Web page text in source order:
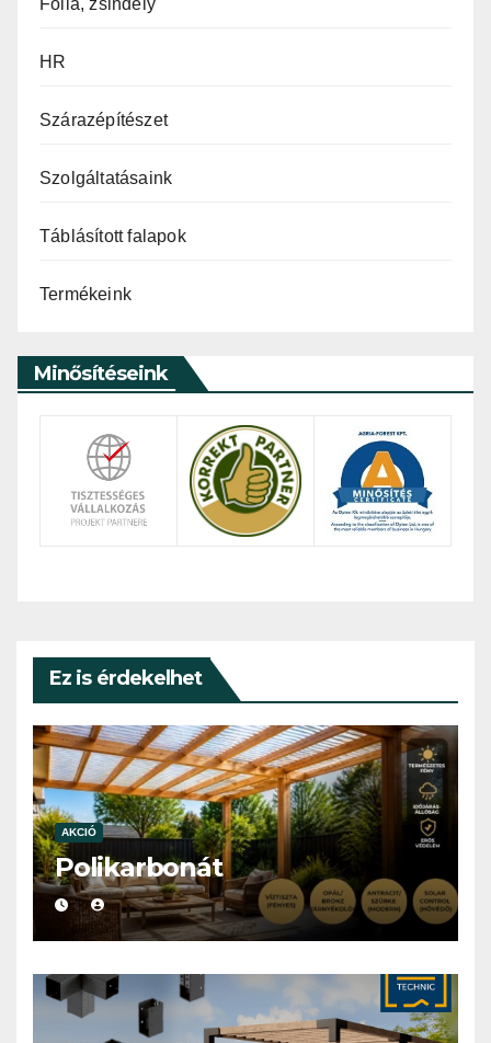
Fólia, zsindely
HR
Szárazépítészet
Szolgáltatásaink
Táblásított falapok
Termékeink
Minősítéseink
Ez is érdekelhet
AKCIÓ
Polikarbonát